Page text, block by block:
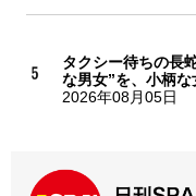
タクシー待ちの長
な男女”を、小柄
2026年08月05日